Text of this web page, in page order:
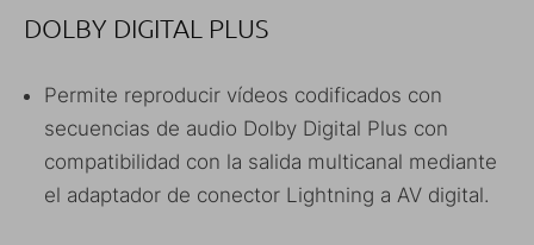
DOLBY DIGITAL PLUS
Permite reproducir vídeos codificados con
secuencias de audio Dolby Digital Plus con
compatibilidad con la salida multicanal mediante
el adaptador de conector Lightning a AV digital.